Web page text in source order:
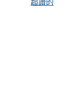
超讚的